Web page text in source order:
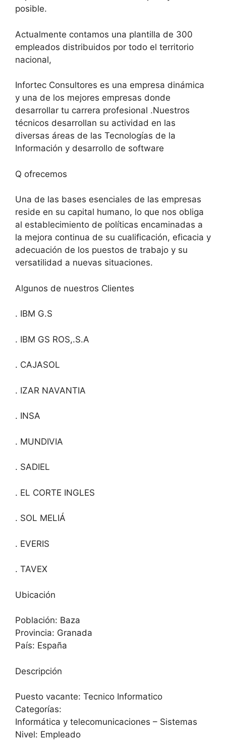
posible.
Actualmente contamos una plantilla de 300
empleados distribuidos por todo el territorio
nacional,
Infortec Consultores es una empresa dinámica
y una de los mejores empresas donde
desarrollar tu carrera profesional .Nuestros
técnicos desarrollan su actividad en las
diversas áreas de las Tecnologías de la
Información y desarrollo de software
Q ofrecemos
Una de las bases esenciales de las empresas
reside en su capital humano, lo que nos obliga
al establecimiento de políticas encaminadas a
la mejora continua de su cualificación, eficacia y
adecuación de los puestos de trabajo y su
versatilidad a nuevas situaciones.
Algunos de nuestros Clientes
. IBM G.S
. IBM GS ROS,.S.A
. CAJASOL
. IZAR NAVANTIA
. INSA
. MUNDIVIA
. SADIEL
. EL CORTE INGLES
. SOL MELIÁ
. EVERIS
. TAVEX
Ubicación
Población: Baza
Provincia: Granada
País: España
Descripción
Puesto vacante: Tecnico Informatico
Categorías:
Informática y telecomunicaciones – Sistemas
Nivel: Empleado